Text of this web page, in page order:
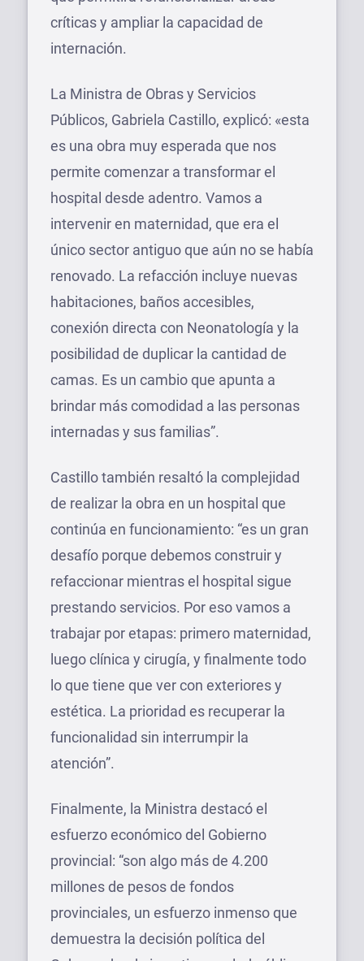
críticas y ampliar la capacidad de
internación.
La Ministra de Obras y Servicios
Públicos, Gabriela Castillo, explicó: «esta
es una obra muy esperada que nos
permite comenzar a transformar el
hospital desde adentro. Vamos a
intervenir en maternidad, que era el
único sector antiguo que aún no se había
renovado. La refacción incluye nuevas
habitaciones, baños accesibles,
conexión directa con Neonatología y la
posibilidad de duplicar la cantidad de
camas. Es un cambio que apunta a
brindar más comodidad a las personas
internadas y sus familias”.
Castillo también resaltó la complejidad
de realizar la obra en un hospital que
continúa en funcionamiento: “es un gran
desafío porque debemos construir y
refaccionar mientras el hospital sigue
prestando servicios. Por eso vamos a
trabajar por etapas: primero maternidad,
luego clínica y cirugía, y finalmente todo
lo que tiene que ver con exteriores y
estética. La prioridad es recuperar la
funcionalidad sin interrumpir la
atención”.
Finalmente, la Ministra destacó el
esfuerzo económico del Gobierno
provincial: “son algo más de 4.200
millones de pesos de fondos
provinciales, un esfuerzo inmenso que
demuestra la decisión política del